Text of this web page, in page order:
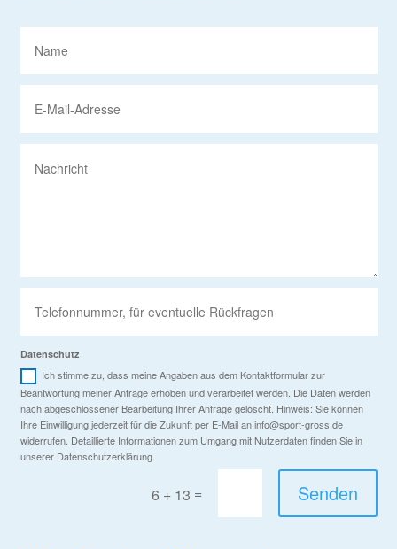
Datenschutz
Ich stimme zu, dass meine Angaben aus dem Kontaktformular zur
Beantwortung meiner Anfrage erhoben und verarbeitet werden. Die Daten werden
nach abgeschlossener Bearbeitung Ihrer Anfrage gelöscht. Hinweis: Sie können
Ihre Einwilligung jederzeit für die Zukunft per E-Mail an info@sport-gross.de
widerrufen. Detaillierte Informationen zum Umgang mit Nutzerdaten finden Sie in
unserer Datenschutzerklärung.
6 + 13 = Senden